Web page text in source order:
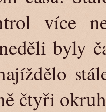
více
byly
čtyři